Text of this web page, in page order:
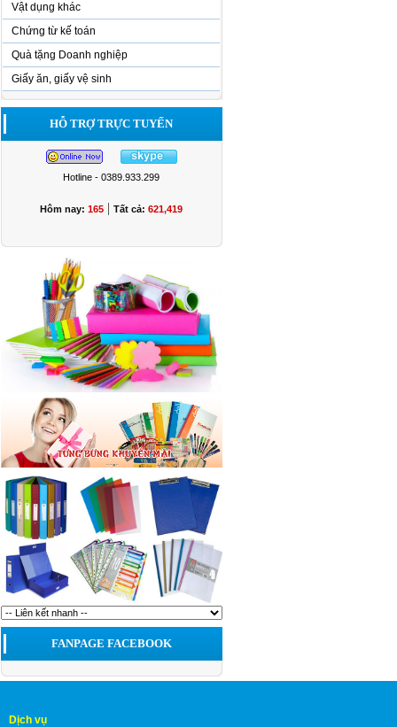
Vật dụng khác
Chứng từ kế toán
Quà tặng Doanh nghiệp
Giấy ăn, giấy vệ sinh
HỖ TRỢ TRỰC TUYẾN
Hotline - 0389.933.299
Hôm nay: 165 | Tất cả: 621,419
FANPAGE FACEBOOK
Dịch vụ